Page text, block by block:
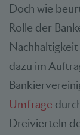
Doch wie
Rolle der
dazu im
Umfrage
Dreivierteln